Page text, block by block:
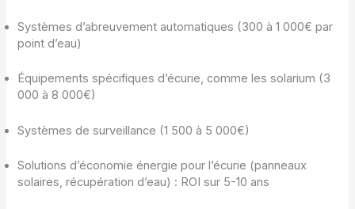
Systèmes d’abreuvement automatiques (300 à 1 000€ par
point d’eau)
Équipements spécifiques d’écurie, comme les solarium (3
000 à 8 000€)
Systèmes de surveillance (1 500 à 5 000€)
Solutions d’économie énergie pour l’écurie (panneaux
solaires, récupération d’eau) : ROI sur 5-10 ans